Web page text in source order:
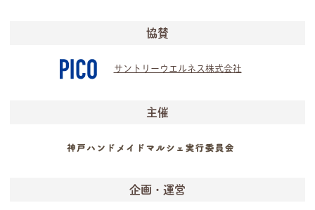
協賛
サントリーウエルネス株式会社
主催
企画・運営